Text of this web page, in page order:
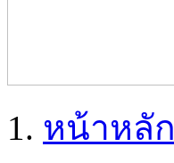
หน้าหลัก